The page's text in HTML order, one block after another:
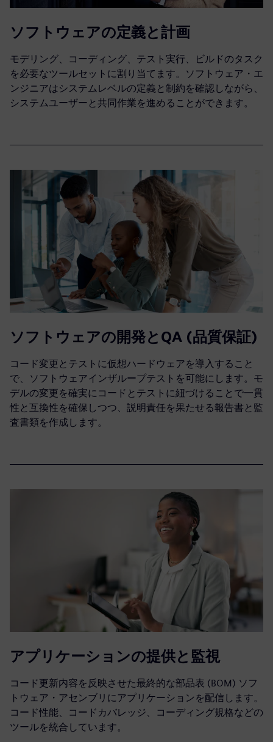
ソフトウェアの定義と計画
モデリング、コーディング、テスト実行、ビルドのタスク
を必要なツールセットに割り当てます。ソフトウェア・エ
ンジニアはシステムレベルの定義と制約を確認しながら、
システムユーザーと共同作業を進めることができます。
ソフトウェアの開発とQA (品質保証)
コード変更とテストに仮想ハードウェアを導入すること
で、ソフトウェアインザループテストを可能にします。モ
デルの変更を確実にコードとテストに紐づけることで一貫
性と互換性を確保しつつ、説明責任を果たせる報告書と監
査書類を作成します。
アプリケーションの提供と監視
コード更新内容を反映させた最終的な部品表 (BOM) ソフ
トウェア・アセンブリにアプリケーションを配信します。
コード性能、コードカバレッジ、コーディング規格などの
ツールを統合しています。